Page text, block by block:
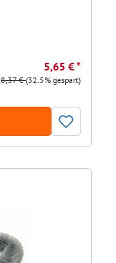
5,65 € *
8,37 €(32.5% gespart)